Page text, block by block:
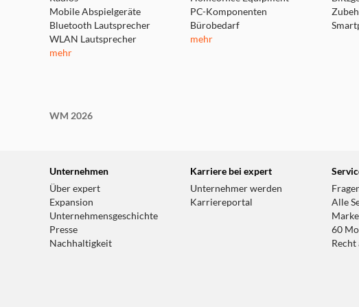
Entdecke 24 verschiedene Tiere aus
Jeden Tag öffnest du ein Türchen und findest eines von 23
majestätischen Gorilla. Lerne spielerisch über ihre
erfahre, wo die Tiere der Welt zuhause sind.
Mobile Abspielgeräte
Bluetooth Lautsprecher
WLAN Lautsprecher
mehr
PC-Komponenten
Bürobedarf
mehr
WM 2026
Unternehmen
Über expert
Expansion
Unternehmensgeschichte
Presse
Nachhaltigkeit
Karriere bei expert
Unternehmer werden
Karriereportal
Alle
60
Recht